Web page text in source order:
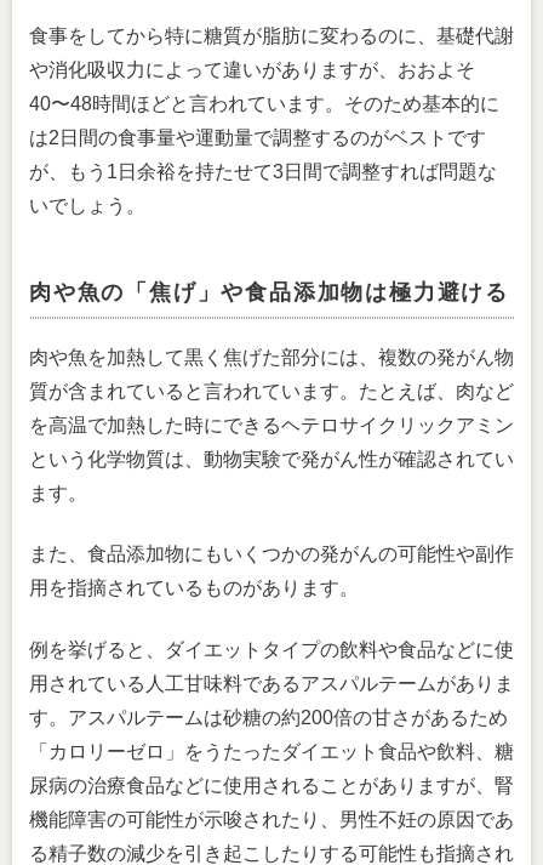
食事をしてから特に糖質が脂肪に変わるのに、基礎代謝
や消化吸収力によって違いがありますが、おおよそ
40〜48時間ほどと言われています。そのため基本的に
は2日間の食事量や運動量で調整するのがベストです
が、もう1日余裕を持たせて3日間で調整すれば問題な
いでしょう。
肉や魚の「焦げ」や食品添加物は極力避ける
肉や魚を加熱して黒く焦げた部分には、複数の発がん物
質が含まれていると言われています。たとえば、肉など
を高温で加熱した時にできるヘテロサイクリックアミン
という化学物質は、動物実験で発がん性が確認されてい
ます。
また、食品添加物にもいくつかの発がんの可能性や副作
用を指摘されているものがあります。
例を挙げると、ダイエットタイプの飲料や食品などに使
用されている人工甘味料であるアスパルテームがありま
す。アスパルテームは砂糖の約200倍の甘さがあるため
「カロリーゼロ」をうたったダイエット食品や飲料、糖
尿病の治療食品などに使用されることがありますが、腎
機能障害の可能性が示唆されたり、男性不妊の原因であ
る精子数の減少を引き起こしたりする可能性も指摘され